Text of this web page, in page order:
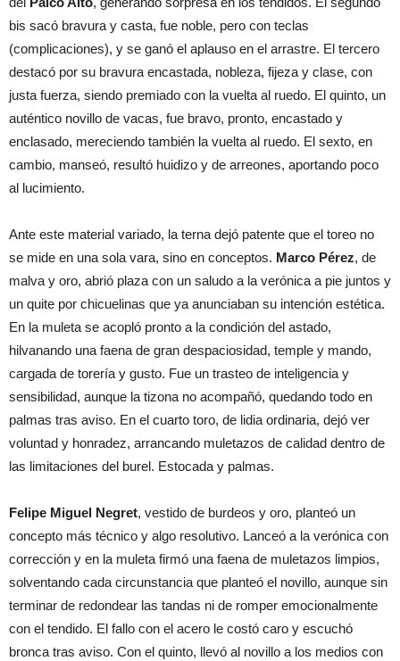
bis sacó bravura y casta, fue noble, pero con teclas
(complicaciones), y se ganó el aplauso en el arrastre. El tercero
destacó por su bravura encastada, nobleza, fijeza y clase, con
justa fuerza, siendo premiado con la vuelta al ruedo. El quinto, un
auténtico novillo de vacas, fue bravo, pronto, encastado y
enclasado, mereciendo también la vuelta al ruedo. El sexto, en
cambio, manseó, resultó huidizo y de arreones, aportando poco
al lucimiento.
Ante este material variado, la terna dejó patente que el toreo no
se mide en una sola vara, sino en conceptos. Marco Pérez, de
malva y oro, abrió plaza con un saludo a la verónica a pie juntos y
un quite por chicuelinas que ya anunciaban su intención estética.
En la muleta se acopló pronto a la condición del astado,
hilvanando una faena de gran despaciosidad, temple y mando,
cargada de torería y gusto. Fue un trasteo de inteligencia y
sensibilidad, aunque la tizona no acompañó, quedando todo en
palmas tras aviso. En el cuarto toro, de lidia ordinaria, dejó ver
voluntad y honradez, arrancando muletazos de calidad dentro de
las limitaciones del burel. Estocada y palmas.
Felipe Miguel Negret, vestido de burdeos y oro, planteó un
concepto más técnico y algo resolutivo. Lanceó a la verónica con
corrección y en la muleta firmó una faena de muletazos limpios,
solventando cada circunstancia que planteó el novillo, aunque sin
terminar de redondear las tandas ni de romper emocionalmente
con el tendido. El fallo con el acero le costó caro y escuchó
bronca tras aviso. Con el quinto, llevó al novillo a los medios con